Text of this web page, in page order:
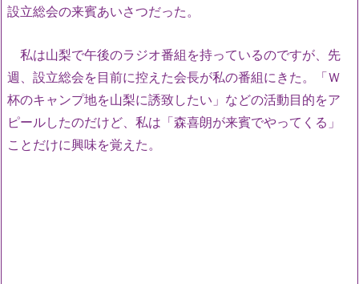
設立総会の来賓あいさつだった。
私は山梨で午後のラジオ番組を持っているのですが、先
週、設立総会を目前に控えた会長が私の番組にきた。「Ｗ
杯のキャンプ地を山梨に誘致したい」などの活動目的をア
ピールしたのだけど、私は「森喜朗が来賓でやってくる」
ことだけに興味を覚えた。